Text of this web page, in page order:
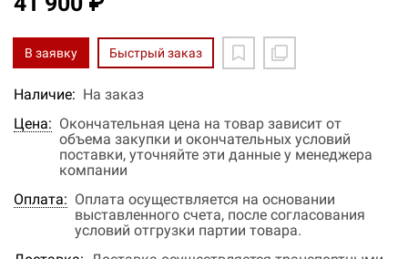
В заявку Быстрый заказ
Наличие: На заказ
Цена: Окончательная цена на товар зависит от
объема закупки и окончательных условий
поставки, уточняйте эти данные у менеджера
компании
Оплата: Оплата осуществляется на основании
выставленного счета, после согласования
условий отгрузки партии товара.